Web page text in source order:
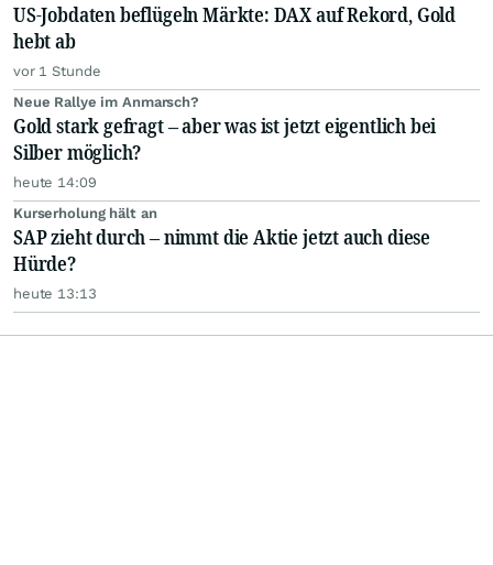
US-Jobdaten beflügeln Märkte: DAX auf Rekord, Gold
hebt ab
vor 1 Stunde
Neue Rallye im Anmarsch?
Gold stark gefragt – aber was ist jetzt eigentlich bei
Silber möglich?
heute 14:09
Kurserholung hält an
SAP zieht durch – nimmt die Aktie jetzt auch diese
Hürde?
heute 13:13